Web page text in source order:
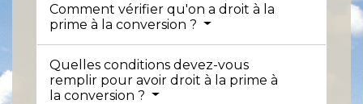
Comment vérifier qu'on a droit à la
prime à la conversion ?
Quelles conditions devez-vous
remplir pour avoir droit à la prime à
la conversion ?